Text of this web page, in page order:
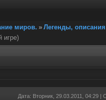
миров. » Легенды,
игре)
Дата: Вторник, 29.03.2011, 04:29